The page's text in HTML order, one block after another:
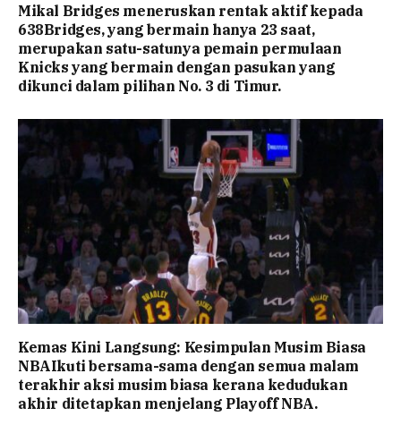
Mikal Bridges meneruskan rentak aktif kepada
638Bridges, yang bermain hanya 23 saat,
merupakan satu-satunya pemain permulaan
Knicks yang bermain dengan pasukan yang
dikunci dalam pilihan No. 3 di Timur.
Kemas Kini Langsung: Kesimpulan Musim Biasa
NBAIkuti bersama-sama dengan semua malam
terakhir aksi musim biasa kerana kedudukan
akhir ditetapkan menjelang Playoff NBA.